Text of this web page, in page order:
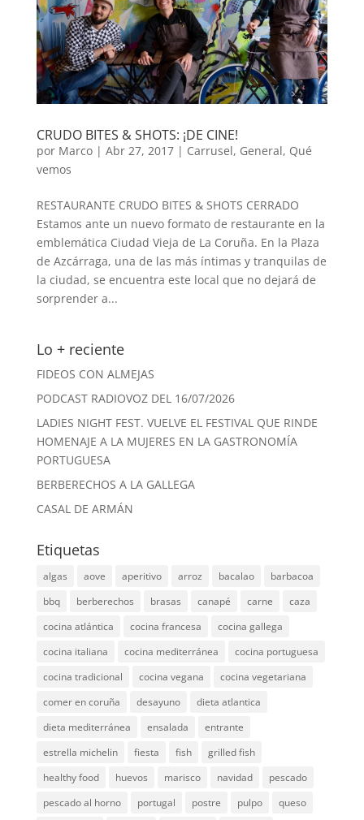
CRUDO BITES & SHOTS: ¡DE CINE!
por Marco| Abr 27, 2017| Carrusel, General, Qué
vemos
RESTAURANTE CRUDO BITES & SHOTS CERRADO
Estamos ante un nuevo formato de restaurante en la
emblemática Ciudad Vieja de La Coruña. En la Plaza
de Azcárraga, una de las más íntimas y tranquilas de
la ciudad, se encuentra este local que no dejará de
sorprender a...
Lo + reciente
FIDEOS CON ALMEJAS
PODCAST RADIOVOZ DEL 16/07/2026
LADIES NIGHT FEST. VUELVE EL FESTIVAL QUE RINDE
HOMENAJE A LA MUJERES EN LA GASTRONOMÍA
PORTUGUESA
BERBERECHOS A LA GALLEGA
CASAL DE ARMÁN
Etiquetas
algas aove aperitivo arroz bacalao
barbacoa
bbq
berberechos brasas canapé carne
caza
cocina atlántica
cocina francesa
cocina gallega
cocina italiana
cocina mediterránea
cocina portuguesa
cocina tradicional
cocina vegana
cocina vegetariana
comer en coruña
desayuno
dieta atlantica
dieta mediterránea
ensalada
entrante
estrella michelin
fiesta fish
grilled fish
healthy food
huevos marisco navidad
pescado
pescado al horno
portugal postre pulpo
queso